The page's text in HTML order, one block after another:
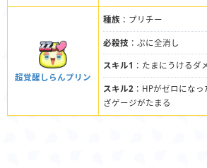
超覚醒しらんプリン
種族 ：プリチー
必殺技 ：ぷに全消し
スキル1 ：たまにうけるダ
スキル2 ：HPがゼロにな
ざゲージがたまる